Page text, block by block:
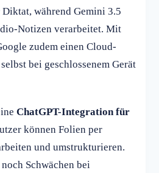
während Gemini 3.5
Notizen verarbeitet. Mit
zudem einen Cloud-
bei geschlossenem Gerät
ChatGPT-Integration für
können Folien per
und umstrukturieren.
Schwächen bei